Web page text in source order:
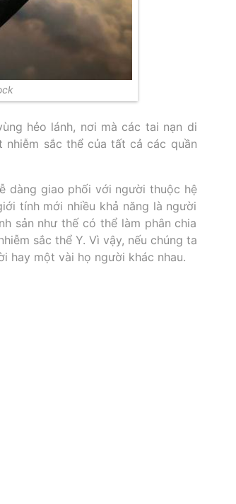
hẻo lánh, nơi mà các tai nạn di
nhiễm sắc thể của tất cả các quần
dàng giao phối với người thuộc hệ
tính mới nhiều khả năng là người
sản như thế có thể làm phân chia
sắc thể Y. Vì vậy, nếu chúng ta
hay một vài họ người khác nhau.